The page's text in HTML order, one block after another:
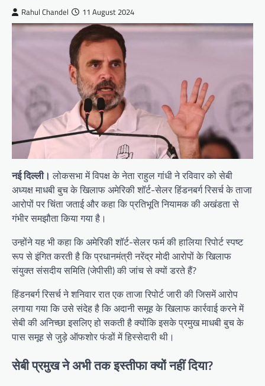
Rahul Chandel 11 August 2024
नई दिल्ली। लोकसभा में विपक्ष के नेता राहुल गांधी ने रविवार को सेबी
अध्यक्ष माधबी बुच के खिलाफ अमेरिकी शॉर्ट-सेलर हिंडनबर्ग रिसर्च के ताजा
आरोपों पर चिंता जताई और कहा कि प्रतिभूति नियामक की अखंडता से
गंभीर समझौता किया गया है।
उन्होंने यह भी कहा कि अमेरिकी शॉर्ट-सेलर फर्म की हालिया रिपोर्ट स्पष्ट
रूप से इंगित करती है कि प्रधानमंत्री नरेंद्र मोदी आरोपों के खिलाफ
संयुक्त संसदीय समिति (जेपीसी) की जांच से क्यों डरते हैं?
हिंडनबर्ग रिसर्च ने शनिवार रात एक ताजा रिपोर्ट जारी की जिसमें आरोप
लगाया गया कि उसे संदेह है कि अदानी समूह के खिलाफ कार्रवाई करने में
सेबी की अनिच्छा इसलिए हो सकती है क्योंकि इसके प्रमुख माधबी बुच के
पास समूह से जुड़े ऑफशोर फंडों में हिस्सेदारी थी।
सेबी प्रमुख ने अभी तक इस्तीफा क्यों नहीं दिया?